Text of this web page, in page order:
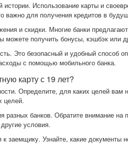
истории. Использование карты и
важно для получения кредитов в
и скидки. Многие банки
можете получить бонусы, кэшбэк или
Это безопасный и удобный способ
с помощью мобильного банка.
карту с 19 лет?
Определите, для каких целей
целей.
разных банков. Обратите внимание
условия.
к заемщику. Узнайте, какие